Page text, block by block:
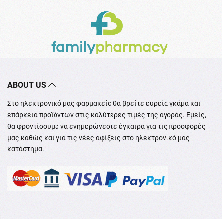
ABOUT US
Στο ηλεκτρονικό μας φαρμακείο θα βρείτε ευρεία γκάμα και
επάρκεια προϊόντων στις καλύτερες τιμές της αγοράς. Εμείς,
θα φροντίσουμε να ενημερώνεστε έγκαιρα για τις προσφορές
μας καθώς και για τις νέες αφίξεις στο ηλεκτρονικό μας
κατάστημα.